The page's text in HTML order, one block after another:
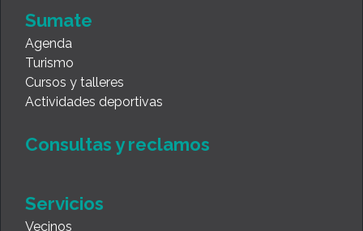
Sumate
Agenda
Turismo
Cursos y talleres
Actividades deportivas
Consultas y reclamos
Servicios
Vecinos